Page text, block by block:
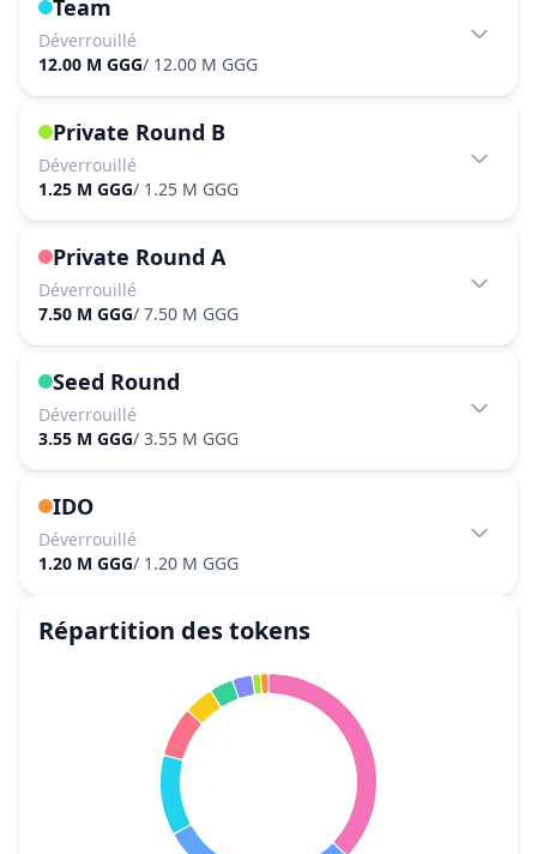
Team
Déverrouillé
12.00 M GGG/ 12.00 M GGG
Private Round B
Déverrouillé
1.25 M GGG/ 1.25 M GGG
Private Round A
Déverrouillé
7.50 M GGG/ 7.50 M GGG
Seed Round
Déverrouillé
3.55 M GGG/ 3.55 M GGG
IDO
Déverrouillé
1.20 M GGG/ 1.20 M GGG
Répartition des tokens